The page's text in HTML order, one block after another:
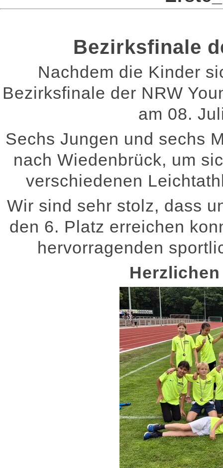
Bezirksfinale
Nachdem die Kinder
Bezirksfinale der NRW
am 08.
Sechs Jungen und sechs
nach Wiedenbrück, um
verschiedenen
Wir sind sehr stolz, dass
den 6. Platz erreichen
hervorragenden